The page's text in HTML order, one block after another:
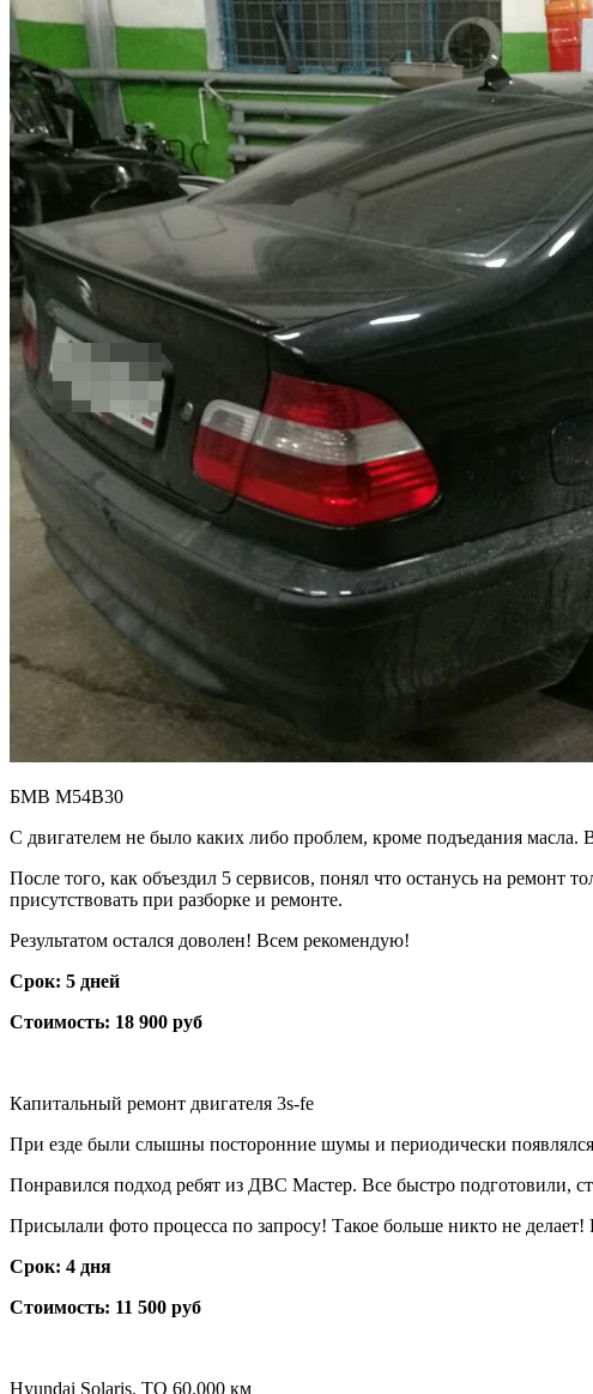
БМВ М54B30
С двигателем не было каких либо проблем, кроме подъедания масла.
После того, как объездил 5 сервисов, понял что останусь на ремонт
присутствовать при разборке и ремонте.
Результатом остался доволен! Всем рекомендую!
Срок: 5 дней
Стоимость: 18 900 руб
Капитальный ремонт двигателя 3s-fe
При езде были слышны посторонние шумы и периодически
Понравился подход ребят из ДВС Мастер. Все быстро подготовили,
Присылали фото процесса по запросу! Такое больше никто не
Срок: 4 дня
Стоимость: 11 500 руб
Hyundai Solaris. ТО 60.000 км